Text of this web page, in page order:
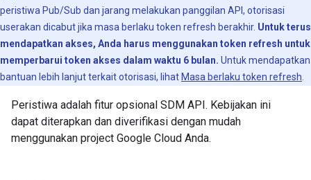
peristiwa Pub/Sub dan jarang melakukan panggilan API, otorisasi
userakan dicabut jika masa berlaku token refresh berakhir. Untuk terus
mendapatkan akses, Anda harus menggunakan token refresh untuk
memperbarui token akses dalam waktu 6 bulan. Untuk mendapatkan
bantuan lebih lanjut terkait otorisasi, lihat Masa berlaku token refresh
Peristiwa adalah fitur opsional SDM API. Kebijakan ini
dapat diterapkan dan diverifikasi dengan mudah
menggunakan project Google Cloud Anda.